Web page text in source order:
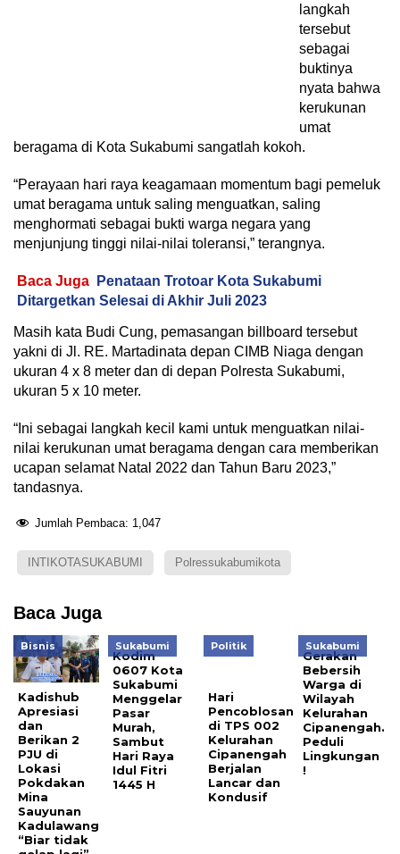
langkah
tersebut
sebagai
buktinya
nyata bahwa
kerukunan
umat
beragama di Kota Sukabumi sangatlah kokoh.
“Perayaan hari raya keagamaan momentum bagi pemeluk
umat beragama untuk saling menguatkan, saling
menghormati sebagai bukti warga negara yang
menjunjung tinggi nilai-nilai toleransi,” terangnya.
Baca Juga
Penataan Trotoar Kota Sukabumi
Ditargetkan Selesai di Akhir Juli 2023
Masih kata Budi Cung, pemasangan billboard tersebut
yakni di Jl. RE. Martadinata depan CIMB Niaga dengan
ukuran 4 x 8 meter dan di depan Polresta Sukabumi,
ukuran 5 x 10 meter.
“Ini sebagai langkah kecil kami untuk menguatkan nilai-
nilai kerukunan umat beragama dengan cara memberikan
ucapan selamat Natal 2022 dan Tahun Baru 2023,”
tandasnya.
Jumlah Pembaca: 1,047
INTIKOTASUKABUMI Polressukabumikota
Baca Juga
Bisnis
Kadishub
Apresiasi
dan
Berikan 2
PJU di
Lokasi
Pokdakan
Mina
Sauyunan
Kadulawang
“Biar tidak
Sukabumi
Kodim
0607 Kota
Sukabumi
Menggelar
Pasar
Murah,
Sambut
Hari Raya
Idul Fitri
1445 H
Politik
Hari
Pencoblosan
di TPS 002
Kelurahan
Cipanengah
Berjalan
Lancar dan
Kondusif
Sukabumi
Gerakan
Bebersih
Warga di
Wilayah
Kelurahan
Cipanengah.
Peduli
Lingkungan
!